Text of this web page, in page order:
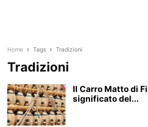
Home Tags Tradizioni
Tradizioni
Il Carro Matto di
significato del...